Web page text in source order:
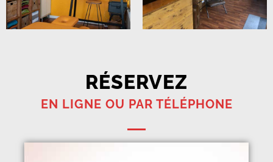
RÉSERVEZ
EN LIGNE OU PAR TÉLÉPHONE